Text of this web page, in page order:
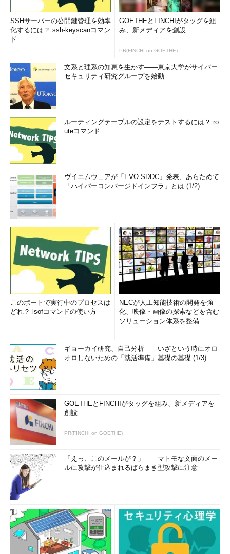
SSHサーバーの公開鍵管理を効率
化するには？ ssh-keyscanコマン
ド
GOETHEとFINCHIがタッグを組
み、新メディアを創設
PR(FINCHI on GOETHE)
文系と理系の知恵を生かす――東京大学がサイバー
セキュリティ研究グループを始動
ルーティングテーブルの設定をテストするには？ ro
uteコマンド
ヴイエムウェアが「EVO SDDC」発表、あらためて
「ハイパーコンバージドインフラ」とは (1/2)
このポートで実行中のプロセスは
どれ？ lsofコマンドの使い方
NECが人工知能技術の開発を強
化、映像・画像の探索などを含む
ソリューション体系を整備
ギョーカイ研究、自己分析――いざという時にオロ
オロしないための「就活準備」基礎の基礎 (1/3)
GOETHEとFINCHIがタッグを組み、新メディアを
創設
PR(FINCHI on GOETHE)
「えっ、このメールが？」――マトモな文面のメー
ルに攻撃が仕込まれるばらまき型攻撃に注意